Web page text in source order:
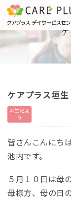
こんな方に
おすすめ
一日体験
ケアプラス垣
垣生だよ
り
皆さんこんにち
池内です。
５月１０日は母
母様方、母の日